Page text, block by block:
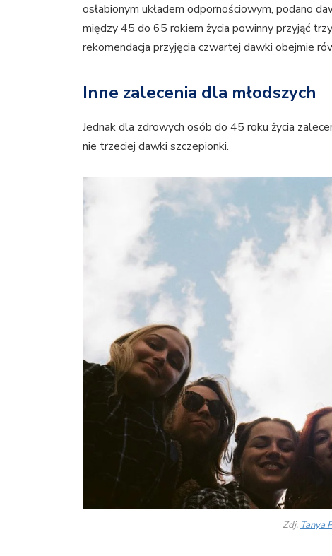
osłabionym układem odpornościowym, podano
między 45 do 65 rokiem życia powinny przyjąć
rekomendacja przyjęcia czwartej dawki obejmie
Inne zalecenia dla młodszych
Jednak dla zdrowych osób do 45 roku życia
nie trzeciej dawki szczepionki.
Zdj. Tanya